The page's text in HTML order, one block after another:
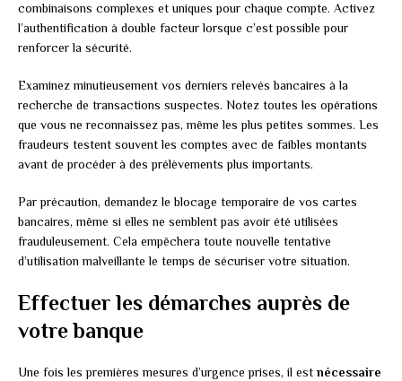
combinaisons complexes et uniques pour chaque compte. Activez
l’authentification à double facteur lorsque c’est possible pour
renforcer la sécurité.
Examinez minutieusement vos derniers relevés bancaires à la
recherche de transactions suspectes. Notez toutes les opérations
que vous ne reconnaissez pas, même les plus petites sommes. Les
fraudeurs testent souvent les comptes avec de faibles montants
avant de procéder à des prélèvements plus importants.
Par précaution, demandez le blocage temporaire de vos cartes
bancaires, même si elles ne semblent pas avoir été utilisées
frauduleusement. Cela empêchera toute nouvelle tentative
d’utilisation malveillante le temps de sécuriser votre situation.
Effectuer les démarches auprès de
votre banque
Une fois les premières mesures d’urgence prises, il est nécessaire